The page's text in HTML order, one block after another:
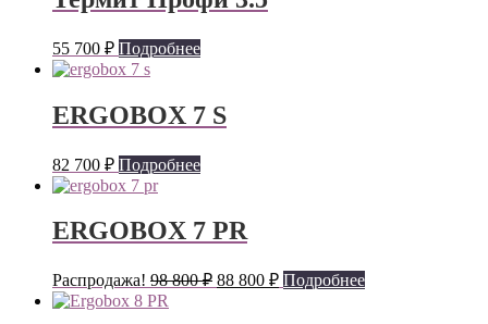
55 700 ₽ Подробнее
ERGOBOX 7 S
82 700 ₽ Подробнее
ERGOBOX 7 PR
Распродажа! 98 800₽ Первоначальная
88 800 ₽Текущая
цена:
Подробнее